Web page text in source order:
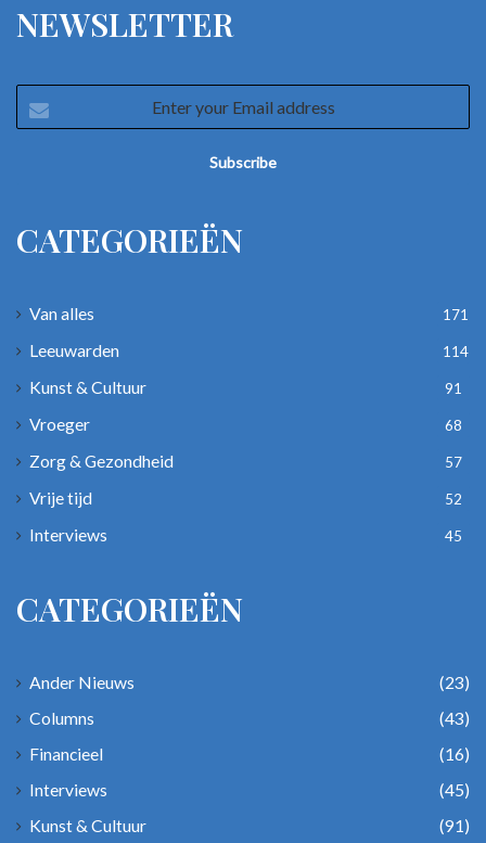
NEWSLETTER
your
CATEGORIEËN
Van alles 171
Leeuwarden 114
Kunst & Cultuur 91
Vroeger 68
Zorg & Gezondheid 57
Vrije tijd 52
Interviews 45
CATEGORIEËN
Ander Nieuws
(23)
Columns
(43)
Financieel
(16)
Interviews
(45)
Kunst & Cultuur
(91)